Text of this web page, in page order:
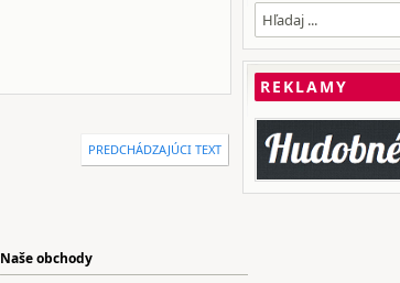
PREDCHÁDZAJÚCI TEXT
REKLAMY
Naše obchody